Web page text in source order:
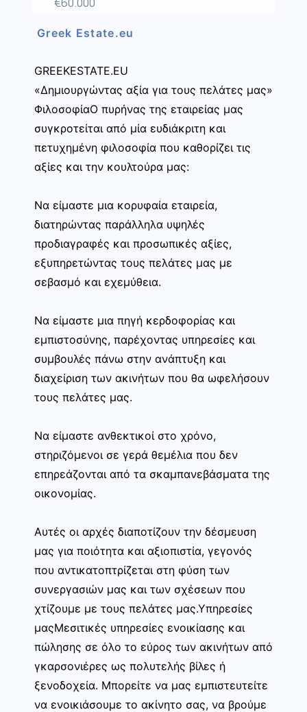
Greek Estate.eu
GREEKESTATE.EU
«Δημιουργώντας αξία για τους πελάτες μας»
ΦιλοσοφίαΟ πυρήνας της εταιρείας μας
συγκροτείται από μία ευδιάκριτη και
πετυχημένη φιλοσοφία που καθορίζει τις
αξίες και την κουλτούρα μας:
Να είμαστε μια κορυφαία εταιρεία,
διατηρώντας παράλληλα υψηλές
προδιαγραφές και προσωπικές αξίες,
εξυπηρετώντας τους πελάτες μας με
σεβασμό και εχεμύθεια.
Να είμαστε μια πηγή κερδοφορίας και
εμπιστοσύνης, παρέχοντας υπηρεσίες και
συμβουλές πάνω στην ανάπτυξη και
διαχείριση των ακινήτων που θα ωφελήσουν
τους πελάτες μας.
Να είμαστε ανθεκτικοί στο χρόνο,
στηριζόμενοι σε γερά θεμέλια που δεν
επηρεάζονται από τα σκαμπανεβάσματα της
οικονομίας.
Αυτές οι αρχές διαποτίζουν την δέσμευση
μας για ποιότητα και αξιοπιστία, γεγονός
που αντικατοπτρίζεται στη φύση των
συνεργασιών μας και των σχέσεων που
χτίζουμε με τους πελάτες μας.Υπηρεσίες
μαςΜεσιτικές υπηρεσίες ενοικίασης και
πώλησης σε όλο το εύρος των ακινήτων από
γκαρσονιέρες ως πολυτελής βίλες ή
ξενοδοχεία. Μπορείτε να μας εμπιστευτείτε
να ενοικιάσουμε το ακίνητο σας, να βρούμε